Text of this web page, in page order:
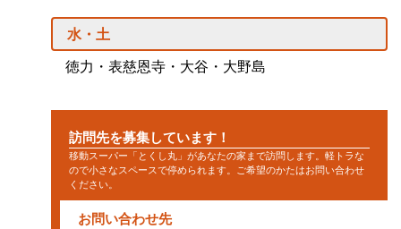
水・土
徳力・表慈恩寺・大谷・大野島
訪問先を募集しています！
移動スーパー「とくし丸」があなたの家まで訪問します。軽トラな
ので小さなスペースで停められます。ご希望のかたはお問い合わせ
ください。
お問い合わせ先